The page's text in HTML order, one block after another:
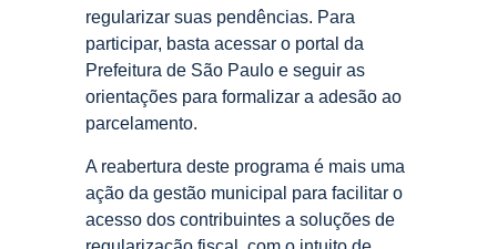
regularizar suas pendências. Para
participar, basta acessar o portal da
Prefeitura de São Paulo e seguir as
orientações para formalizar a adesão ao
parcelamento.
A reabertura deste programa é mais uma
ação da gestão municipal para facilitar o
acesso dos contribuintes a soluções de